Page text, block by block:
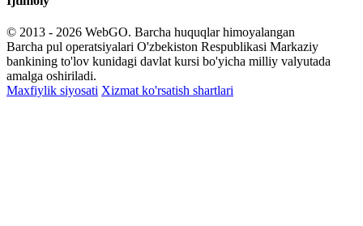
© 2013 - 2026 WebGO. Barcha huquqlar himoyalangan
Barcha pul operatsiyalari O'zbekiston Respublikasi Markaziy
bankining to'lov kunidagi davlat kursi bo'yicha milliy valyutada
amalga oshiriladi.
Maxfiylik siyosati Xizmat ko'rsatish shartlari